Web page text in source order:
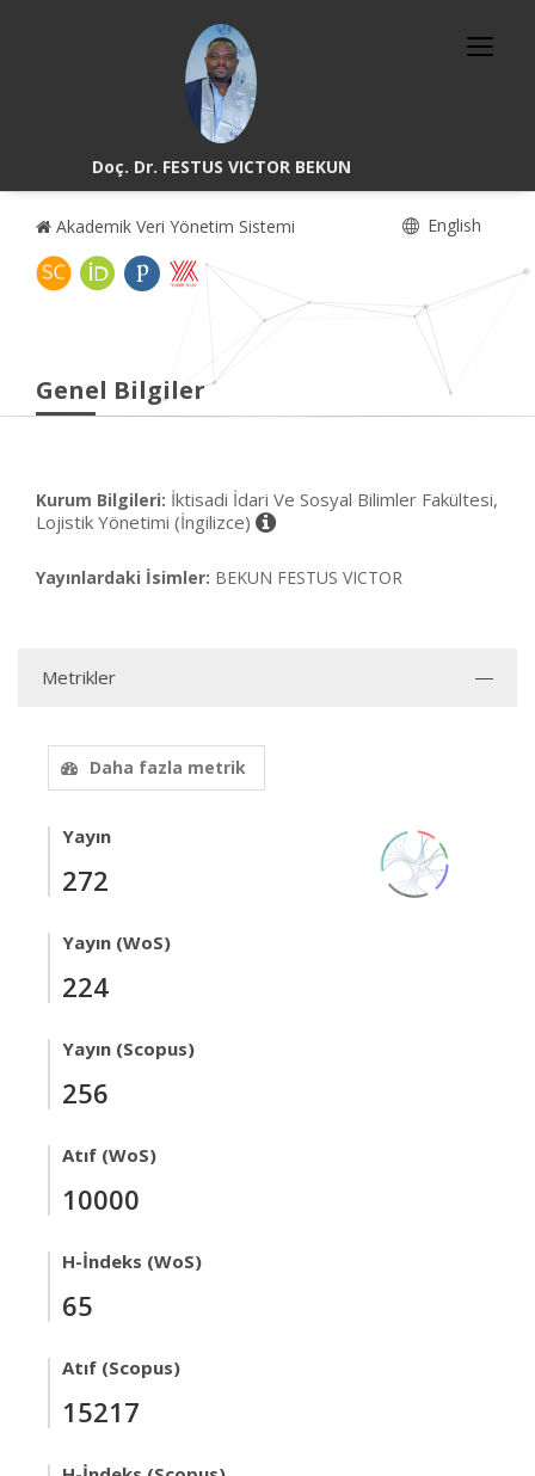
Doç. Dr. FESTUS VICTOR BEKUN
Akademik Veri Yönetim Sistemi English
Genel Bilgiler
Kurum Bilgileri: İktisadi İdari Ve Sosyal Bilimler Fakültesi,
Lojistik Yönetimi (İngilizce)
Yayınlardaki İsimler: BEKUN FESTUS VICTOR
Metrikler
Daha fazla metrik
Yayın
272
Yayın (WoS)
224
Yayın (Scopus)
256
Atıf (WoS)
10000
H-İndeks (WoS)
65
Atıf (Scopus)
15217